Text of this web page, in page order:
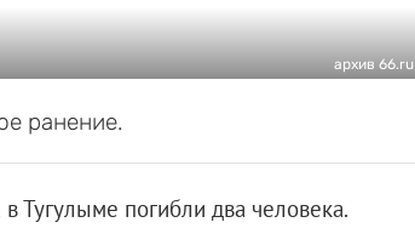
архив 66.ru
ранение.
Тугулыме погибли два человека.